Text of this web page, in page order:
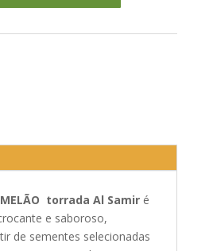
torrada Al Samiré
e saboroso,
de sementes selecionadas